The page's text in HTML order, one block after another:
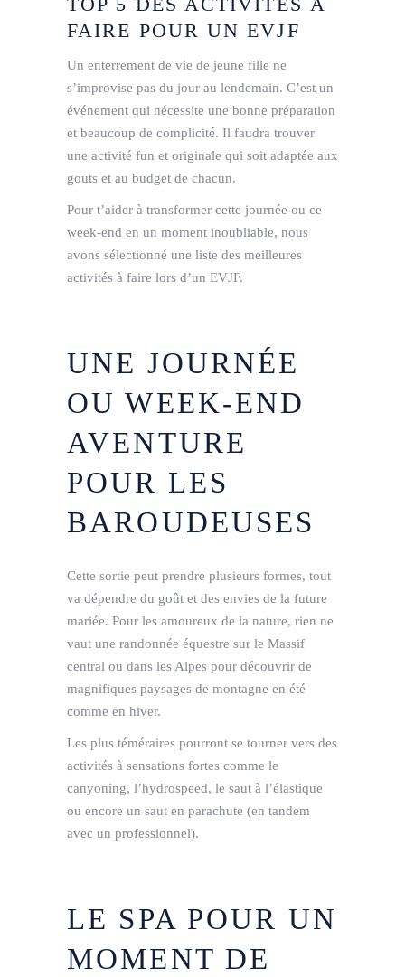
FAIRE POUR UN EVJF
Un enterrement de vie de jeune fille ne
s’improvise pas du jour au lendemain. C’est un
événement qui nécessite une bonne préparation
et beaucoup de complicité. Il faudra trouver
une activité fun et originale qui soit adaptée aux
gouts et au budget de chacun.
Pour t’aider à transformer cette journée ou ce
week-end en un moment inoubliable, nous
avons sélectionné une liste des meilleures
activités à faire lors d’un EVJF.
UNE JOURNÉE
OU WEEK-END
AVENTURE
POUR LES
BAROUDEUSES
Cette sortie peut prendre plusieurs formes, tout
va dépendre du goût et des envies de la future
mariée. Pour les amoureux de la nature, rien ne
vaut une randonnée équestre sur le Massif
central ou dans les Alpes pour découvrir de
magnifiques paysages de montagne en été
comme en hiver.
Les plus téméraires pourront se tourner vers des
activités à sensations fortes comme le
canyoning, l’hydrospeed, le saut à l’élastique
ou encore un saut en parachute (en tandem
avec un professionnel).
LE SPA POUR UN
MOMENT DE